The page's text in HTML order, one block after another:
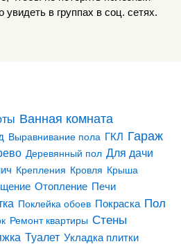
в группах в соц. сетях.
Ванная комната
Выравнивание пола ГКЛ Гараж
Деревянный пол Для дачи
Крепления Кровля Крыша
Отопление Печи
Поклейка обоев Покраска Пол
Ремонт квартиры Стены
Туалет Укладка плитки